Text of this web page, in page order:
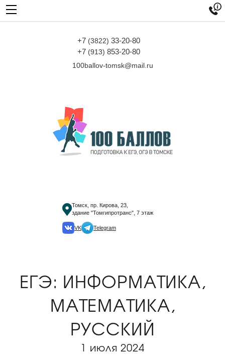
+7 (3822) 33-20-80
+7 (913) 853-20-80
100ballov-tomsk@mail.ru
Томск, пр. Кирова, 23,
здание "Томгипротранс", 7 этаж
VK Telegram

ЕГЭ: ИНФОРМАТИКА,
МАТЕМАТИКА,
РУССКИЙ
1 июля 2024